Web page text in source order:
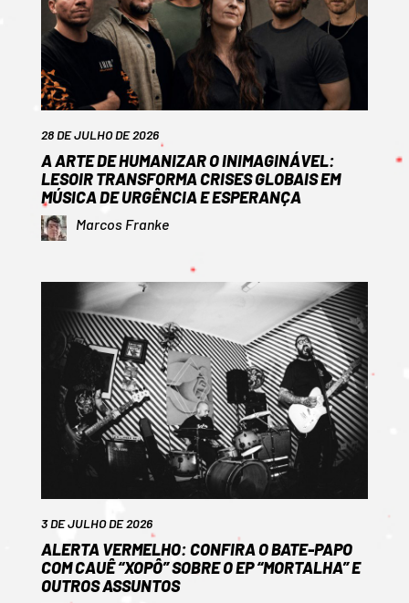
28 DE JULHO DE 2026
A ARTE DE HUMANIZAR O INIMAGINÁVEL:
LESOIR TRANSFORMA CRISES GLOBAIS EM
MÚSICA DE URGÊNCIA E ESPERANÇA
Marcos Franke
3 DE JULHO DE 2026
ALERTA VERMELHO: CONFIRA O BATE-PAPO
COM CAUÊ “XOPÔ” SOBRE O EP “MORTALHA” E
OUTROS ASSUNTOS